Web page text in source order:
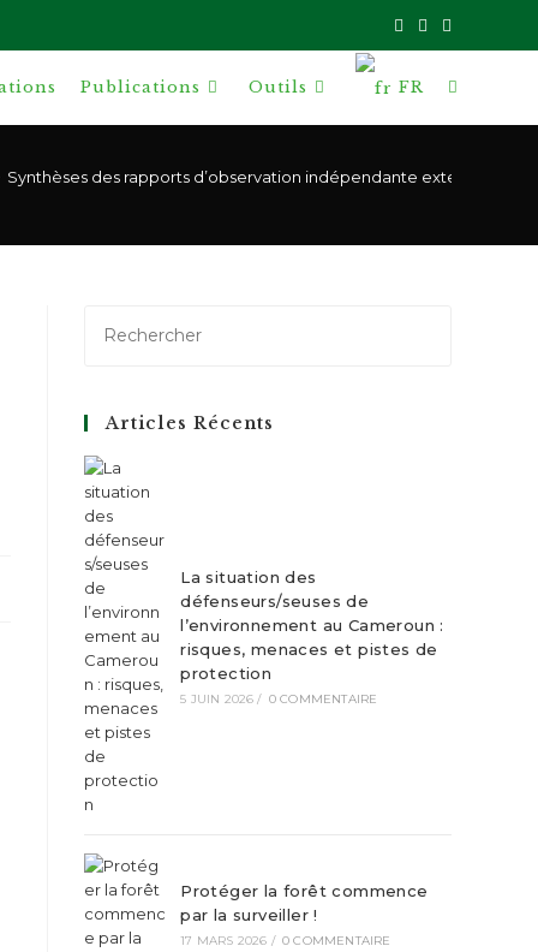
Publications Outils FR Toggle
Synthèses des rapports d’observation indépendante externe des
Articles Récents
La situation des
défenseurs/seuses de
l’environnement au Cameroun :
risques, menaces et pistes de
protection
5 JUIN 2026 / 0 COMMENTAIRE
Protéger la forêt commence
par la surveiller !
17 MARS 2026 / 0 COMMENTAIRE